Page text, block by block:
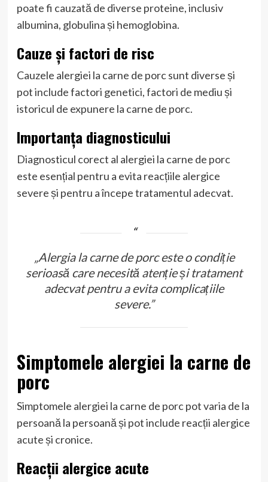
poate fi cauzată de diverse proteine, inclusiv
albumina, globulina și hemoglobina.
Cauze și factori de risc
Cauzele alergiei la carne de porc sunt diverse și
pot include factori genetici, factori de mediu și
istoricul de expunere la carne de porc.
Importanța diagnosticului
Diagnosticul corect al alergiei la carne de porc
este esențial pentru a evita reacțiile alergice
severe și pentru a începe tratamentul adecvat.
„Alergia la carne de porc este o condiție
serioasă care necesită atenție și tratament
adecvat pentru a evita complicațiile
severe.”
Simptomele alergiei la carne de
porc
Simptomele alergiei la carne de porc pot varia de la
persoană la persoană și pot include reacții alergice
acute și cronice.
Reacții alergice acute